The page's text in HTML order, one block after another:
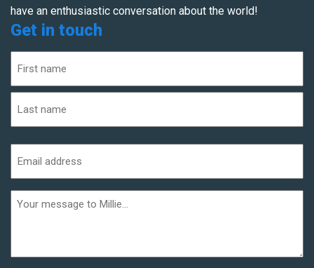
have an enthusiastic conversation about the world!
Get in touch
(Required)
First
address
(Required)
informaiton